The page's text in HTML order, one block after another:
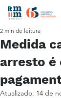
Medida
arresto é
2 min de leitura
Atualizado: 14 de